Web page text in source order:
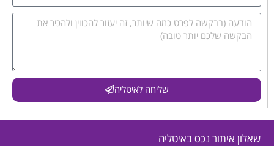
שליחה לאיטליה
שאלון איתור נכס באיטליה